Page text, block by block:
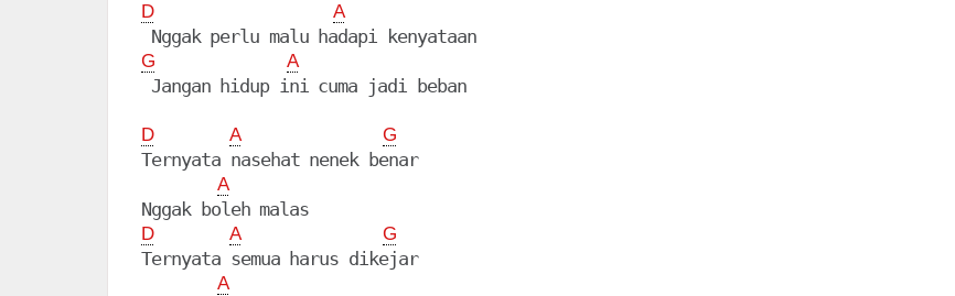
D A
G A
Jangan hidup ini cuma jadi beban
D A G
Ternyata nasehat nenek benar
A
D A G
Ternyata semua harus dikejar
A